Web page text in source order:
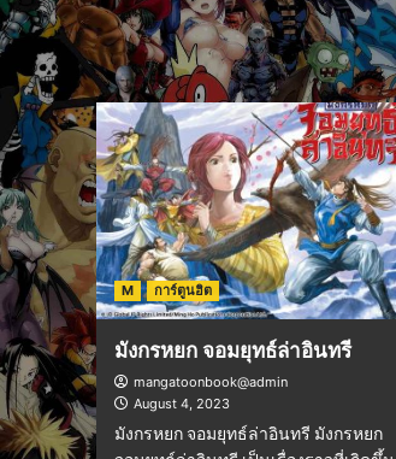
M การ์ตูนฮิต
มังกรหยก จอมยุทธ์ล่าอินทรี
mangatoonbook@admin
August 4, 2023
มังกรหยก จอมยุทธ์ล่าอินทรี มังกรหยก